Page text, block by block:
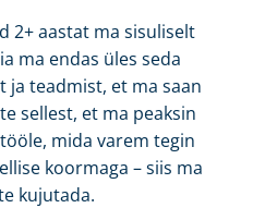
2+ aastat ma sisuliselt
ma endas üles seda
ja teadmist, et ma saan
sellest, et ma peaksin
mida varem tegin
koormaga – siis ma
kujutada.